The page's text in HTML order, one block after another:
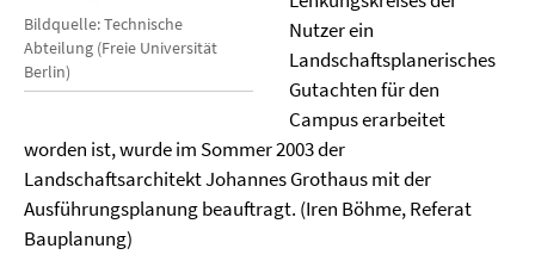
Bildquelle: Technische
Abteilung (Freie Universität
Berlin)
Nutzer ein
Landschaftsplanerisches
Gutachten für den
Campus erarbeitet
worden ist, wurde im Sommer 2003 der
Landschaftsarchitekt Johannes Grothaus mit der
Ausführungsplanung beauftragt. (Iren Böhme, Referat
Bauplanung)